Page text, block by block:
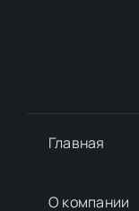
Главная
О компании